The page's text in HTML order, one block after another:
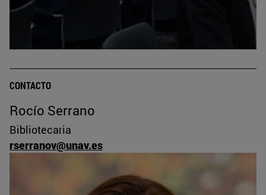
CONTACTO
Rocío Serrano
Bibliotecaria
rserranov@unav.es